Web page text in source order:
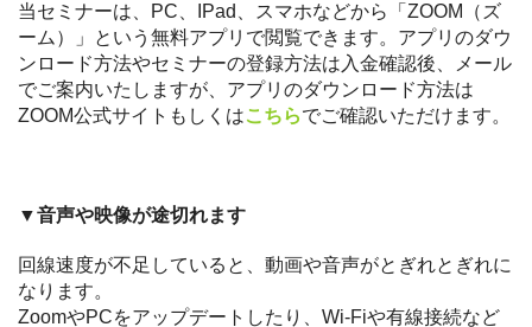
当セミナーは、PC、IPad、スマホなどから「ZOOM（ズ
ーム）」という無料アプリで閲覧できます。アプリのダウ
ンロード方法やセミナーの登録方法は入金確認後、メール
でご案内いたしますが、アプリのダウンロード方法は
ZOOM公式サイトもしくはこちらでご確認いただけます。
▼音声や映像が途切れます
回線速度が不足していると、動画や音声がとぎれとぎれに
なります。
ZoomやPCをアップデートしたり、Wi-Fiや有線接続など